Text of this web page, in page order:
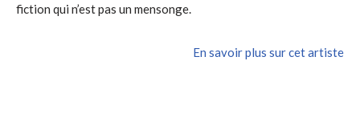
fiction qui n’est pas un mensonge.
En savoir plus sur cet artiste